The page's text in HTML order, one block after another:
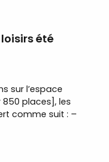
été
sur l’espace
places], les
comme suit : –